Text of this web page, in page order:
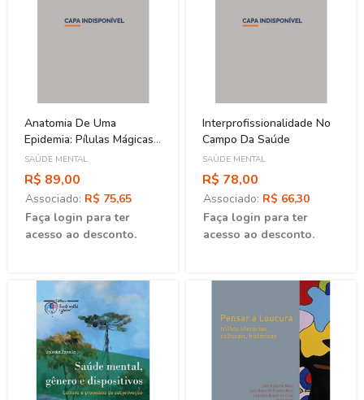
Anatomia De Uma
Epidemia: Pílulas Mágicas,
Drogas Psiquiátricas E O
Aumento Assombroso Da
Doença Mental
SAÚDE MENTAL
R$ 89,00
Associado: R$ 75,65
Faça login para ter
acesso ao desconto.
Interprofissionalidade No
Campo Da Saúde
SAÚDE MENTAL
R$ 78,00
Associado: R$ 66,30
Faça login para ter
acesso ao desconto.